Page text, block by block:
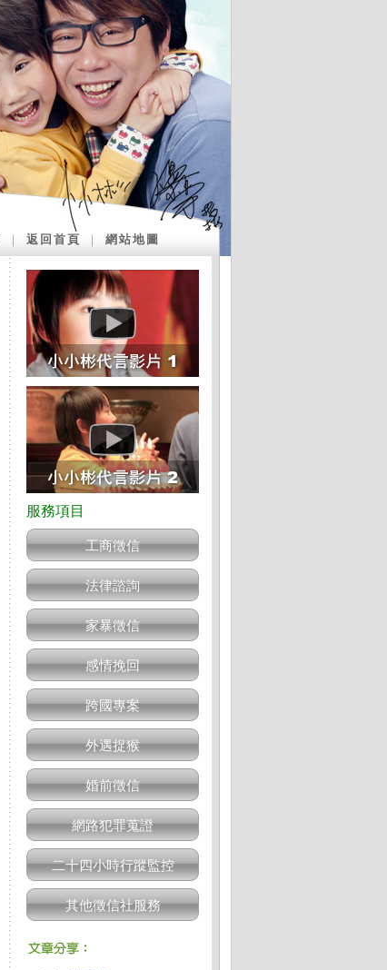
返回首頁 網站地圖
工商徵信
法律諮詢
家暴徵信
感情挽回
跨國專案
外遇捉猴
婚前徵信
網路犯罪蒐證
二十四小時行蹤監控
其他徵信社服務